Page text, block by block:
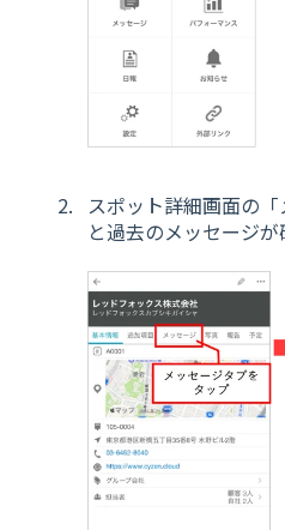
スポット詳細画面の
と過去のメッセージが